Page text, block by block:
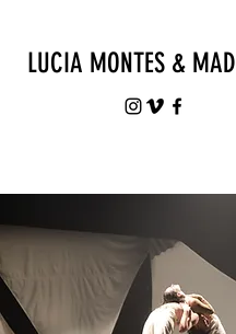
LUCIA MONTES &